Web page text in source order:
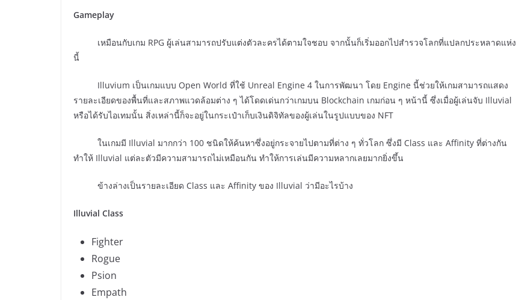
Gameplay
เหมือนกับเกม RPG ผู้เล่นสามารถปรับแต่งตัวละครได้ตามใจชอบ จากนั้นก็เริ่มออกไปสำรวจโลกที่แปลกประหลาดแห่ง
นี้
Illuvium เป็นเกมแบบ Open World ที่ใช้ Unreal Engine 4 ในการพัฒนา โดย Engine นี้ช่วยให้เกมสามารถแสดง
รายละเอียดของพื้นที่และสภาพแวดล้อมต่าง ๆ ได้โดดเด่นกว่าเกมบน Blockchain เกมก่อน ๆ หน้านี้ ซึ่งเมื่อผู้เล่นจับ Illuvial
หรือได้รับไอเทมนั้น สิ่งเหล่านี้ก็จะอยู่ในกระเป๋าเก็บเงินดิจิทัลของผู้เล่นในรูปแบบของ NFT
ในเกมมี Illuvial มากกว่า 100 ชนิดให้ค้นหาซึ่งอยู่กระจายไปตามที่ต่าง ๆ ทั่วโลก ซึ่งมี Class และ Affinity ที่ต่างกัน
ทำให้ Illuvial แต่ละตัวมีความสามารถไม่เหมือนกัน ทำให้การเล่นมีความหลากเลยมากยิ่งขึ้น
ข้างล่างเป็นรายละเอียด Class และ Affinity ของ Illuvial ว่ามีอะไรบ้าง
Illuvial Class
Fighter
Rogue
Psion
Empath